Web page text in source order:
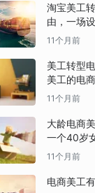
电视节目制作中。
的解决方案！只要轻
视频编辑软件，正
淘宝美工
由，一场设
之旅
11个月前
美工转型
美工的电
11个月前
大龄电商
一个40岁
局日记
11个月前
电商美工